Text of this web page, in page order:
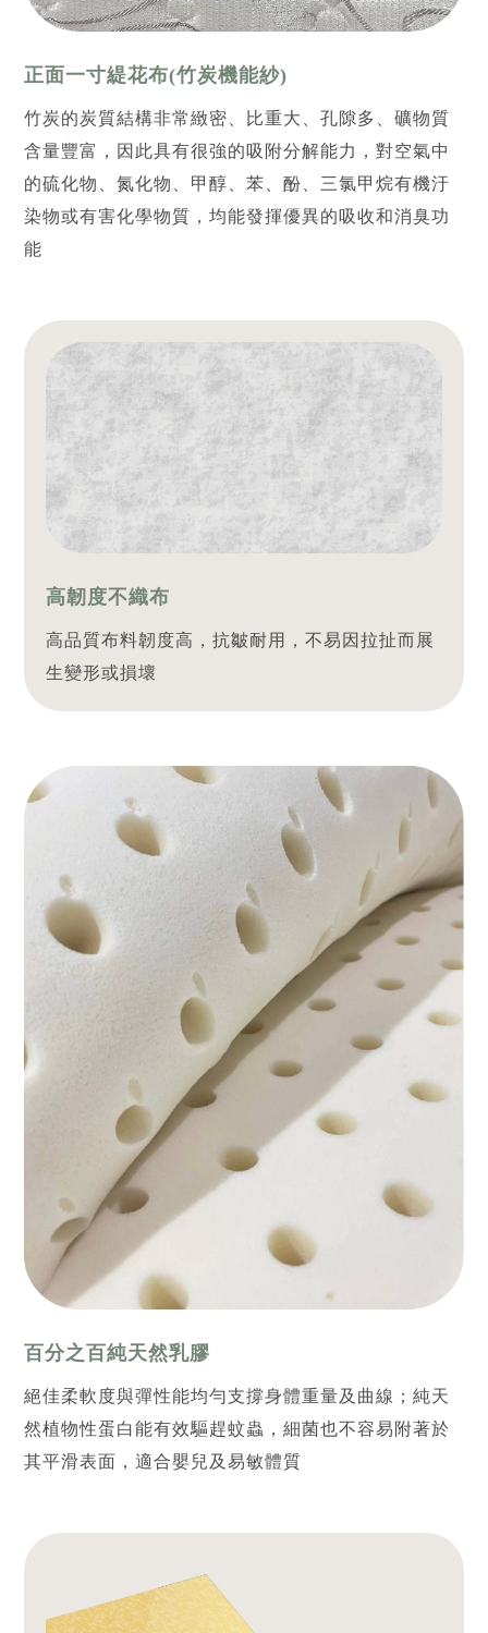
正面一寸緹花布(竹炭機能紗)
竹炭的炭質結構非常緻密、比重大、孔隙多、礦物質
含量豐富，因此具有很強的吸附分解能力，對空氣中
的硫化物、氮化物、甲醇、苯、酚、三氯甲烷有機汙
染物或有害化學物質，均能發揮優異的吸收和消臭功
能
高韌度不織布
高品質布料韌度高，抗皺耐用，不易因拉扯而展
生變形或損壞
百分之百純天然乳膠
絕佳柔軟度與彈性能均勻支撐身體重量及曲線；純天
然植物性蛋白能有效驅趕蚊蟲，細菌也不容易附著於
其平滑表面，適合嬰兒及易敏體質